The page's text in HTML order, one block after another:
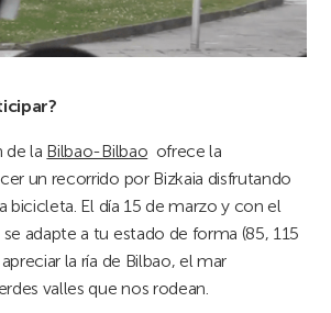
de la Bilbao-Bilbao ofrece la
un recorrido por Bizkaia disfrutando
bicicleta. El día 15 de marzo y con el
adapte a tu estado de forma (85, 115
la ría de Bilbao, el mar
valles que nos rodean.